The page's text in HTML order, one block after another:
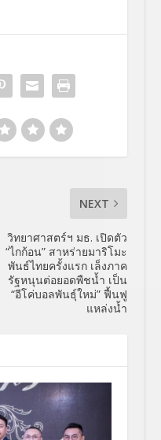
NEXT
วิทยาศาสตร์ฯ มธ. เปิดตัว
“ไกก้อน” สาหร่ายมาริโมะ
พันธ์ไทยครั้งแรก เล็งภาค
รัฐหนุนต่อยอดพืชน้ำ เป็น
“อีโค่บอลพันธุ์ใหม่” ฟื้นฟู
แหล่งน้ำ